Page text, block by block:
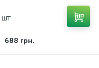
шт
688 грн.
339